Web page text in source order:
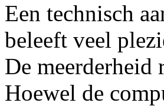
Een technisch
beleeft veel
De meerderheid
Hoewel de